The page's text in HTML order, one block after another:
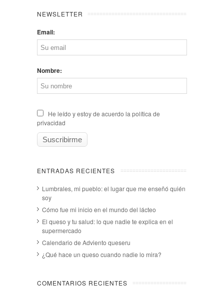
NEWSLETTER
Email:
Nombre:
He leído y estoy de acuerdo la política de
privacidad
ENTRADAS RECIENTES
Lumbrales, mi pueblo: el lugar que me enseñó quién
soy
Cómo fue mi inicio en el mundo del lácteo
El queso y tu salud: lo que nadie te explica en el
supermercado
Calendario de Adviento queseru
¿Qué hace un queso cuando nadie lo mira?
COMENTARIOS RECIENTES